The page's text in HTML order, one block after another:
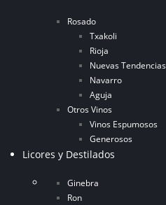
Rosado
Txakoli
Rioja
Nuevas Tendencias
Navarro
Aguja
Otros Vinos
Vinos Espumosos
Generosos
Licores y Destilados
Ginebra
Ron